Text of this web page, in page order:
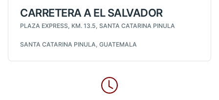
CARRETERA A EL SALVADOR
PLAZA EXPRESS, KM. 13.5, SANTA CATARINA PINULA
SANTA CATARINA PINULA, GUATEMALA